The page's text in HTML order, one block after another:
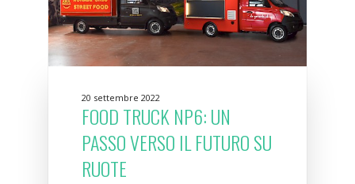
20 settembre 2022
FOOD TRUCK NP6: UN
PASSO VERSO IL FUTURO SU
RUOTE